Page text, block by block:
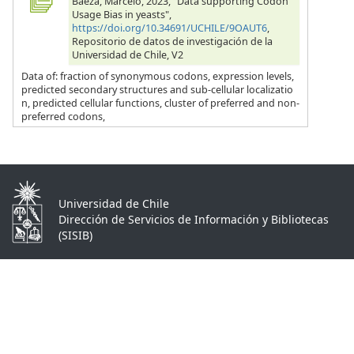
Usage Bias in yeasts",
https://doi.org/10.34691/UCHILE/9OAUT6,
Repositorio de datos de investigación de la
Universidad de Chile, V2
Data of: fraction of synonymous codons, expression levels,
predicted secondary structures and sub-cellular localizatio
n, predicted cellular functions, cluster of preferred and non-
preferred codons,
Universidad de Chile
Dirección de Servicios de Información y Bibliotecas
(SISIB)